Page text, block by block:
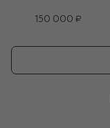
150 000 ₽